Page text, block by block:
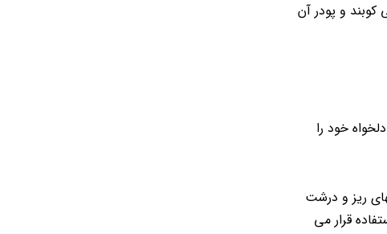
و پودر آن
خود را
ریز و درشت
قرار می